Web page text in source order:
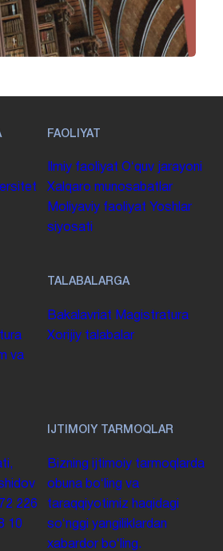
FAOLIYAT
Ilmiy faoliyat Oʻquv jarayoni
Xalqaro munosabatlar
Moliyaviy faoliyat Yoshlar
siyosati
va
TALABALARGA
Bakalavriat Magistratura
Xorijiy talabalar
226
10
IJTIMOIY TARMOQLAR
Bizning ijtimoiy tarmoqlarda
obuna boʻling va
taraqqiyotimiz haqidagi
soʻnggi yangiliklardan
xabardor boʻling.